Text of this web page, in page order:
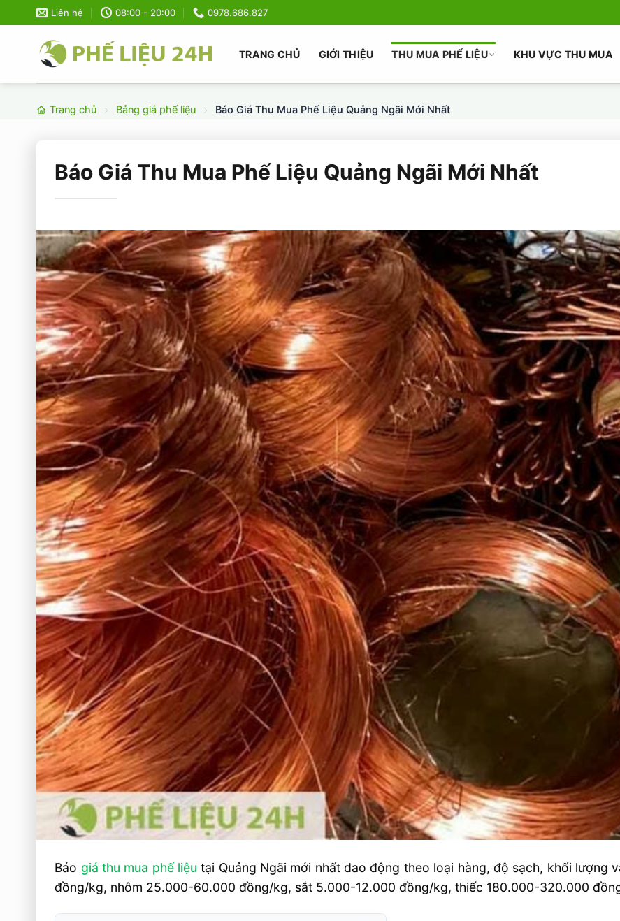
qua
Liên hệ 08:00 - 20:00 0978.686.827
TRANG CHỦ GIỚI THIỆU THU MUA PHẾ LIỆU KHU VỰC THU MUA
Trang chủ Bảng giá phế liệu Báo Giá Thu Mua Phế Liệu Quảng Ngãi Mới Nhất
Báo Giá Thu Mua Phế Liệu Quảng Ngãi Mới Nhất
Báo giá thu mua phế liệu tại Quảng Ngãi mới nhất dao động theo loại hàng, độ sạch, khối lượng
đồng/kg, nhôm 25.000-60.000 đồng/kg, sắt 5.000-12.000 đồng/kg, thiếc 180.000-320.000